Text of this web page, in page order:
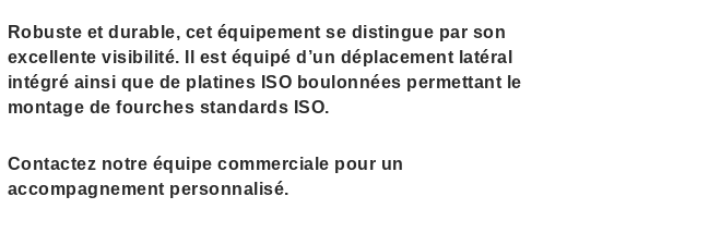
Robuste et durable, cet équipement se distingue par son
excellente visibilité. Il est équipé d’un déplacement latéral
intégré ainsi que de platines ISO boulonnées permettant le
montage de fourches standards ISO.
Contactez notre équipe commerciale pour un
accompagnement personnalisé.